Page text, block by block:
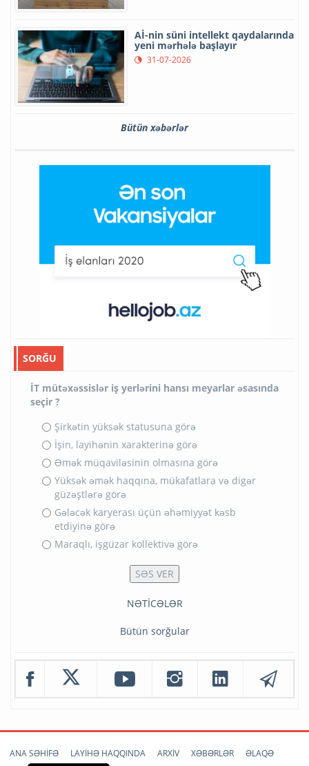
Aİ-nin süni intellekt qaydalarında
yeni mərhələ başlayır
31-07-2026
Bütün xəbərlər
SORĞU
İT mütəxəssislər iş yerlərini hansı meyarlar əsasında
seçir ?
Şirkətin yüksək statusuna görə
İşin, layihənin xarakterinə görə
Əmək müqaviləsinin olmasına görə
Yüksək əmək haqqına, mükafatlara və digər
güzəştlərə görə
Gələcək karyerası üçün əhəmiyyət kəsb
etdiyinə görə
Maraqlı, işgüzar kollektivə görə
NƏTİCƏLƏR
Bütün sorğular
ANA SƏHİFƏ LAYİHƏ HAQQINDA ARXİV XƏBƏRLƏR ƏLAQƏ